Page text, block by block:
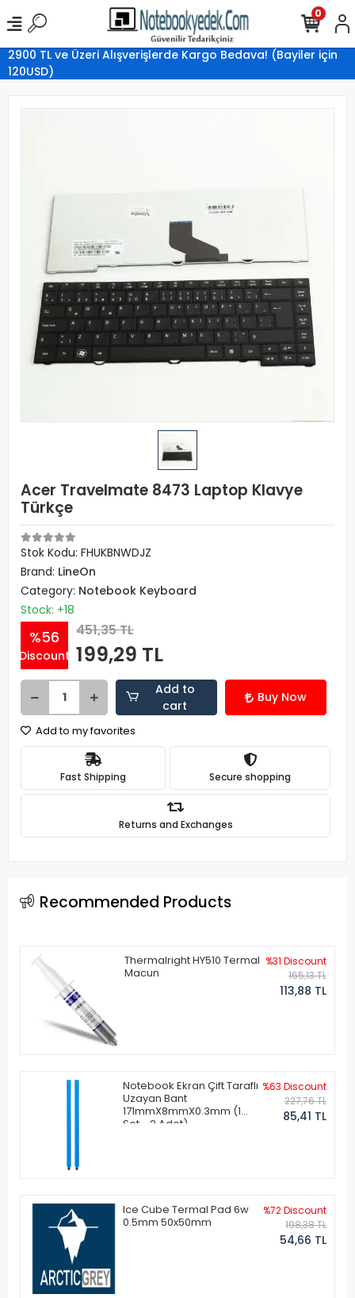
2900 TL ve Üzeri Alışverişlerde Kargo Bedava! (Bayiler için
120USD)
0
Acer Travelmate 8473 Laptop Klavye
Türkçe
Stok Kodu: FHUKBNWDJZ
Brand: LineOn
Category: Notebook Keyboard
Stock: +18
%56
Discount
451,35 TL
199,29 TL
Add to
cart
Buy Now
Add to my favorites
Fast Shipping Secure shopping
Returns and Exchanges
Recommended Products
Thermalright HY510 Termal
Macun
%31 Discount
165,13 TL
113,88 TL
Notebook Ekran Çift Taraflı
Uzayan Bant
171mmX8mmX0.3mm (1
Set - 2 Adet)
%63 Discount
227,76 TL
85,41 TL
Ice Cube Termal Pad 6w
0.5mm 50x50mm
%72 Discount
198,38 TL
54,66 TL